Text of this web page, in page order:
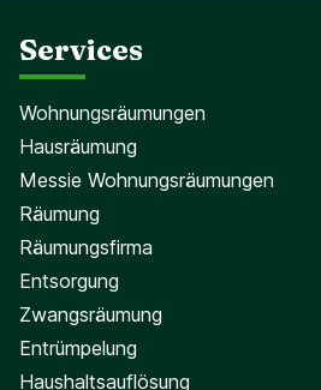
Services
Wohnungsräumungen
Hausräumung
Messie Wohnungsräumungen
Räumung
Räumungsfirma
Entsorgung
Zwangsräumung
Entrümpelung
Haushaltsauflösung